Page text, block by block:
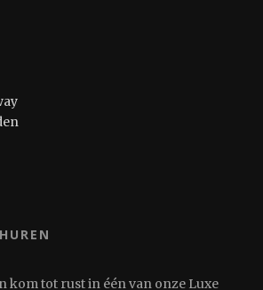
kom tot rust in één van onze Luxe